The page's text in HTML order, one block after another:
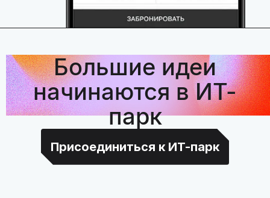
Большие идеи
начинаются в ИТ-
парк
Присоединиться к ИТ-парк